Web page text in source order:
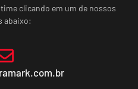
clicando em um de nossos
abaixo: